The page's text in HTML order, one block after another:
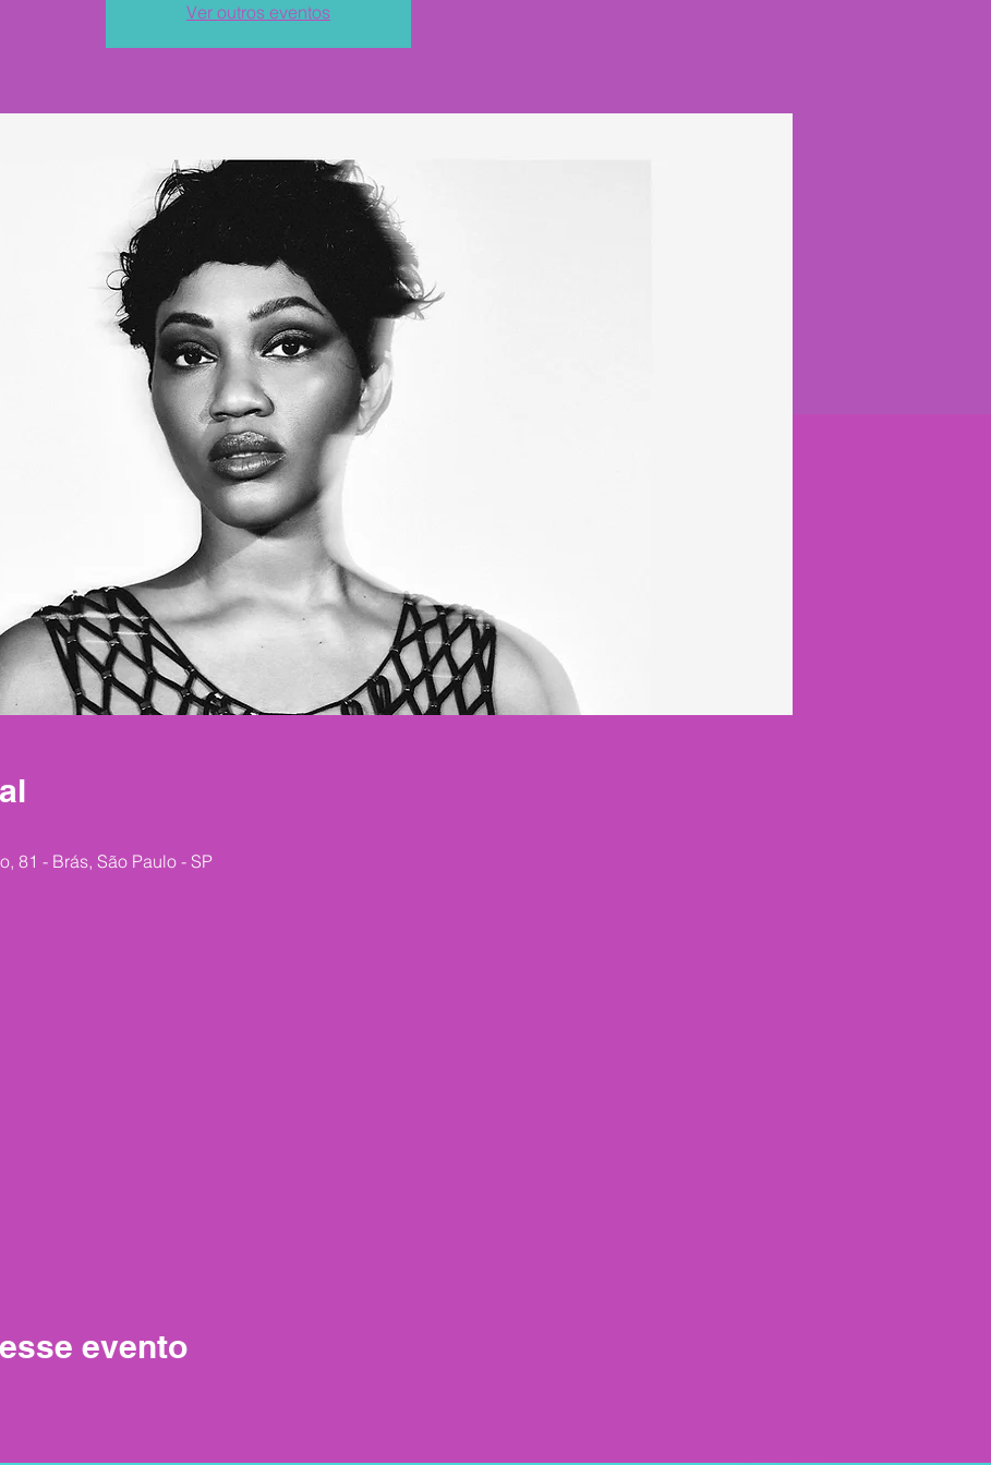
Ver outros eventos
81 - Brás, São Paulo - SP
evento